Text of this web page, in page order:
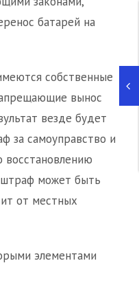
батарей на
собственные
вынос
везде будет
за самоуправство и
восстановлению
может быть
от местных
элементами